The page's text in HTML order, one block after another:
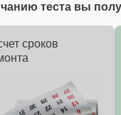
теста вы
сроков